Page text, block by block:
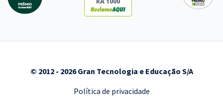
© 2012 - 2026 Gran Tecnologia e Educação S/A
Política de privacidade